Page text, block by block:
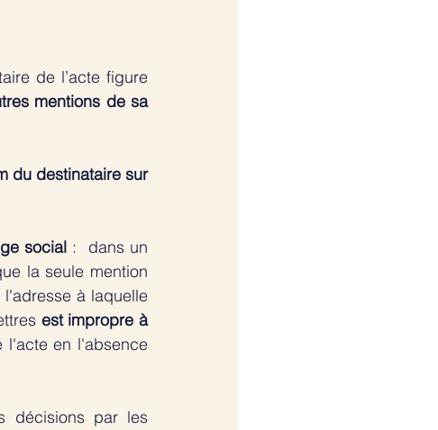
de l’acte figure
mentions de sa
du destinataire sur
social :  dans un
la seule mention
l'adresse à laquelle
est impropre à
l'acte en l'absence
décisions par les